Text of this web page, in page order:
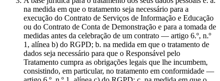
na medida em que o tratamento seja necessário para a
execução do Contrato de Serviços de Informação e Educação
ou do Contrato de Conta de Demonstração e para a tomada de
medidas antes da celebração de um contrato — artigo 6.º, n.º
1, alínea b) do RGPD; b. na medida em que o tratamento de
dados seja necessário para que o Responsável pelo
Tratamento cumpra as obrigações legais que lhe incumbem,
consistindo, em particular, no tratamento em conformidade —